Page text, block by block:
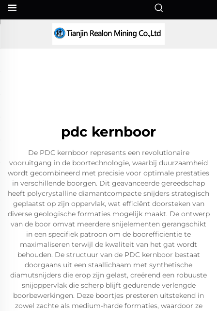
pdc kernboor
De PDC kernboor represents een revolutionaire
vooruitgang in de boortechnologie, waarbij duurzaamheid
wordt gecombineerd met precisie voor optimale prestaties
in verschillende boorgen. Dit geavanceerde gereedschap
heeft polycrystalline diamantcompacte snijders strategisch
geplaatst op zijn oppervlak, wat efficiënt doorsteken van
diverse geologische formaties mogelijk maakt. De ontwerp
van de boor omvat meerdere snijelementen gerangschikt
in een specifiek patroon om de boorefficiëntie te
maximaliseren terwijl de kwaliteit van het gat wordt
behouden. De structuur van de PDC kernboor bestaat
doorgaans uit een staallichaam met synthetische
diamutsnijders die erop zijn gelast, creërend een robuuste
snijoppervlak die scherp blijft gedurende verlengde
boorbewerkingen. Deze boortjes presteren uitstekend in
zowel zachte als medium-harde formaties, waardoor ze